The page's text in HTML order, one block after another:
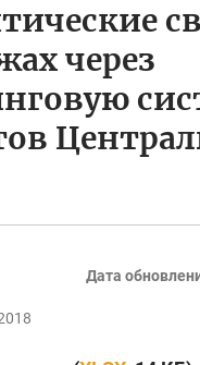
через
Дата